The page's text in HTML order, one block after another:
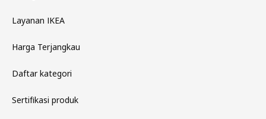
Layanan IKEA
Harga Terjangkau
Daftar kategori
Sertifikasi produk